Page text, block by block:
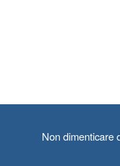
Non dimenticare